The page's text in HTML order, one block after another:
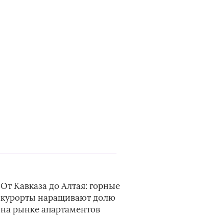
От Кавказа до Алтая: горные
курорты наращивают долю
на рынке апартаментов